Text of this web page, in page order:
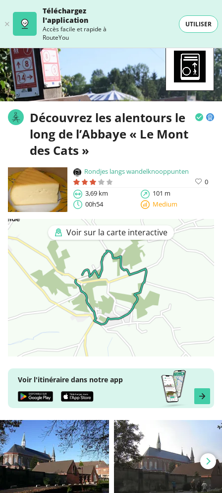
Téléchargez
l'application
Accès facile et rapide à
RouteYou
UTILISER
Découvrez les alentours le
long de l’Abbaye « Le Mont
des Cats »
Rondjes langs wandelknooppunten
0
3,69 km
101 m
00h54
Medium
Voir sur la carte interactive
Voir l'itinéraire dans notre app